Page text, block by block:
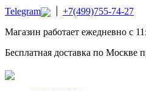
Telegram
+7(499)755-74-27
Магазин работает ежедневно с
Бесплатная доставка по Москве